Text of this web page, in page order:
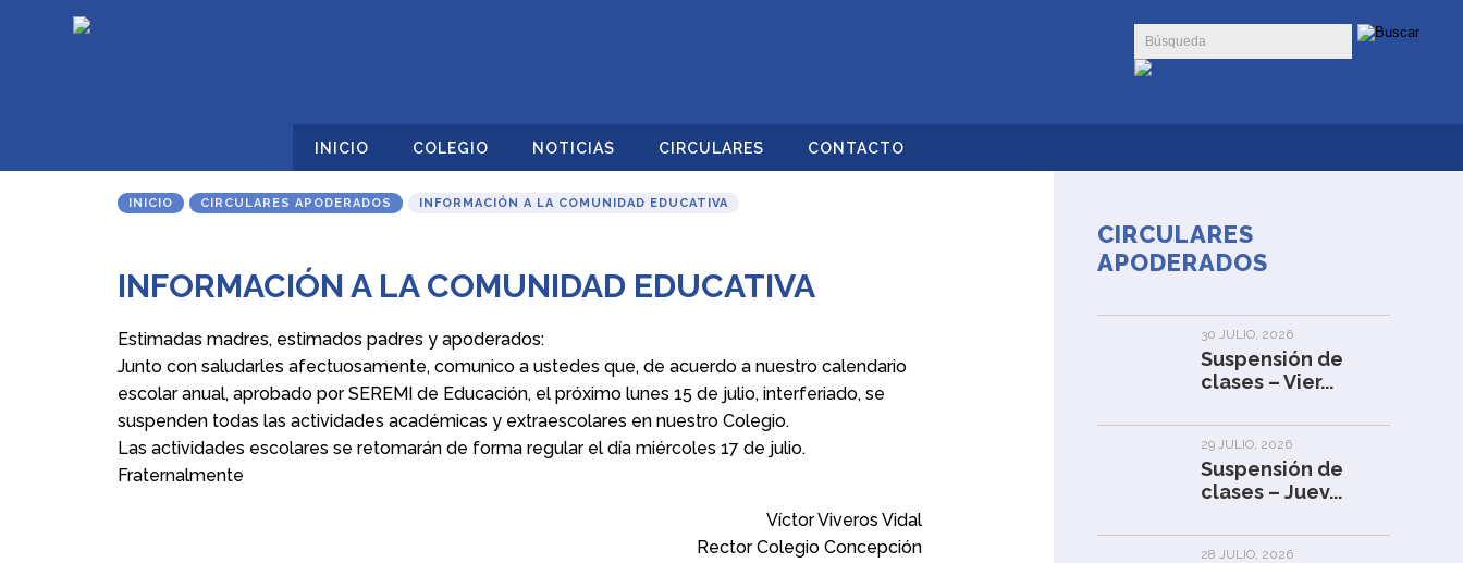
INICIO COLEGIO NOTICIAS CIRCULARES CONTACTO
INICIO CIRCULARES APODERADOS INFORMACIÓN A LA COMUNIDAD EDUCATIVA
INFORMACIÓN A LA COMUNIDAD EDUCATIVA
Estimadas madres, estimados padres y apoderados:
Junto con saludarles afectuosamente, comunico a ustedes que, de acuerdo a nuestro calendario
escolar anual, aprobado por SEREMI de Educación, el próximo lunes 15 de julio, interferiado, se
suspenden todas las actividades académicas y extraescolares en nuestro Colegio.
Las actividades escolares se retomarán de forma regular el día miércoles 17 de julio.
Fraternalmente
Víctor Viveros Vidal
Rector Colegio Concepción
CIRCULARES
APODERADOS
30 JULIO, 2026
Suspensión de
clases – Vier...
29 JULIO, 2026
Suspensión de
clases – Juev...
28 JULIO, 2026